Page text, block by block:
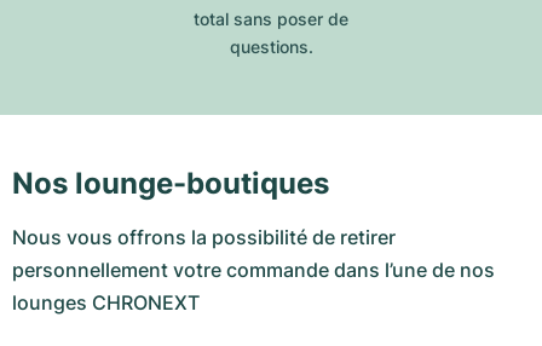
total sans poser de
questions.
Nos lounge-boutiques
Nous vous offrons la possibilité de retirer
personnellement votre commande dans l’une de nos
lounges CHRONEXT